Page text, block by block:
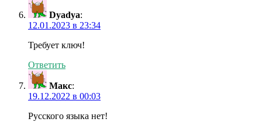
Dyadya:
12.01.2023 в 23:34
Требует ключ!
Ответить
Макс:
19.12.2022 в 00:03
Русского языка нет!